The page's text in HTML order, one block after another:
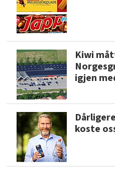
Kiwi
igjen
koste